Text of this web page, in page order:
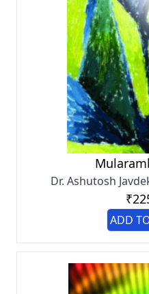
Dr. Ashutosh
ADD